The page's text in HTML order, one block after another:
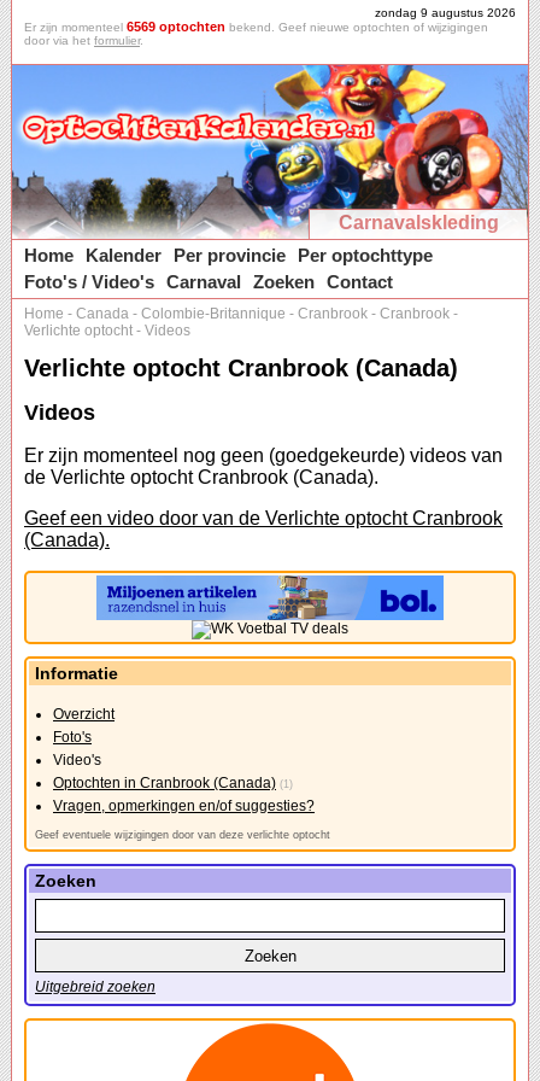
zondag 9 augustus 2026
Er zijn momenteel 6569 optochten bekend. Geef nieuwe optochten of wijzigingen
door via het formulier.
Carnavalskleding
Home
Kalender Per provincie
Per optochttype
Foto's / Video's Carnaval Zoeken Contact
Home - Canada - Colombie-Britannique - Cranbrook - Cranbrook -
Verlichte optocht - Videos
Verlichte optocht Cranbrook (Canada)
Videos
Er zijn momenteel nog geen (goedgekeurde) videos van
de Verlichte optocht Cranbrook (Canada).
Geef een video door van de Verlichte optocht Cranbrook
(Canada).
Informatie
Overzicht
Foto's
Video's
Optochten in Cranbrook (Canada) (1)
Vragen, opmerkingen en/of suggesties?
Geef eventuele wijzigingen door van deze verlichte optocht
Zoeken
Uitgebreid zoeken